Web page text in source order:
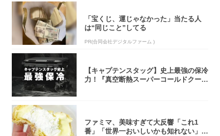
「宝くじ、運じゃなかった」当たる人
は“同じこと”してる
PR(合同会社デジタルファーム )
【キャプテンスタッグ】史上最強の保冷
力！『真空断熱スーパーコールドクーラ
ファミマ、美味すぎて大反響「これ1
番」「世界一おいしいかも知れない」